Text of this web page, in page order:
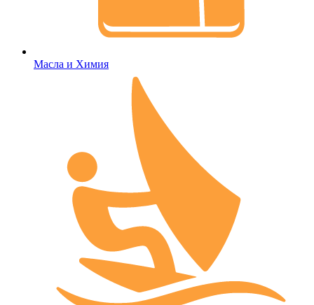
Масла и Химия